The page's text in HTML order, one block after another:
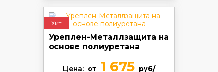
Хит
Уреплен-Металлзащита на
основе полиуретана
Цена: от 1 675 руб/